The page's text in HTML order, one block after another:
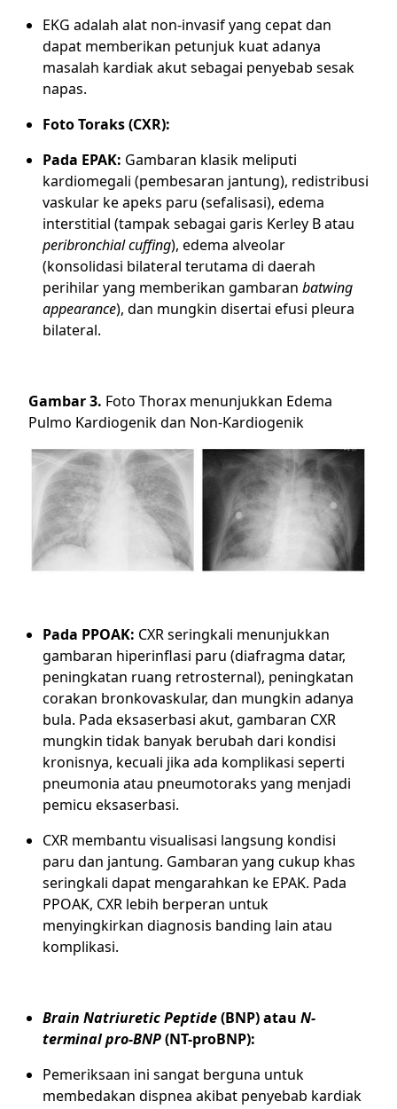
EKG adalah alat non-invasif yang cepat dan
dapat memberikan petunjuk kuat adanya
masalah kardiak akut sebagai penyebab sesak
napas.
Foto Toraks (CXR):
Pada EPAK: Gambaran klasik meliputi
kardiomegali (pembesaran jantung), redistribusi
vaskular ke apeks paru (sefalisasi), edema
interstitial (tampak sebagai garis Kerley B atau
peribronchial cuffing), edema alveolar
(konsolidasi bilateral terutama di daerah
perihilar yang memberikan gambaran batwing
appearance), dan mungkin disertai efusi pleura
bilateral.
Gambar 3. Foto Thorax menunjukkan Edema
Pulmo Kardiogenik dan Non-Kardiogenik
Pada PPOAK: CXR seringkali menunjukkan
gambaran hiperinflasi paru (diafragma datar,
peningkatan ruang retrosternal), peningkatan
corakan bronkovaskular, dan mungkin adanya
bula. Pada eksaserbasi akut, gambaran CXR
mungkin tidak banyak berubah dari kondisi
kronisnya, kecuali jika ada komplikasi seperti
pneumonia atau pneumotoraks yang menjadi
pemicu eksaserbasi.
CXR membantu visualisasi langsung kondisi
paru dan jantung. Gambaran yang cukup khas
seringkali dapat mengarahkan ke EPAK. Pada
PPOAK, CXR lebih berperan untuk
menyingkirkan diagnosis banding lain atau
komplikasi.
Brain Natriuretic Peptide(BNP) atau N-
terminal pro-BNP(NT-proBNP):
Pemeriksaan ini sangat berguna untuk
membedakan dispnea akibat penyebab kardiak